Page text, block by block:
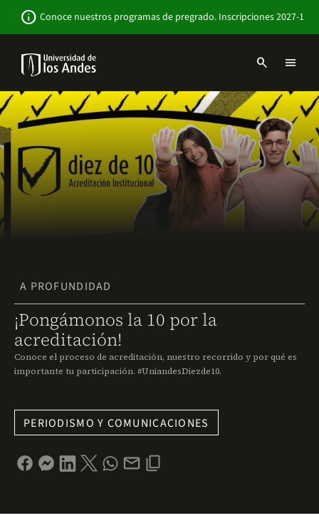
contenido
info Conoce nuestros programas de pregrado. Inscripciones 2027-1
Navbar
-
Sitio
Institucional
search menu
A PROFUNDIDAD
¡Pongámonos la 10 por la
acreditación!
Conoce el proceso de acreditación, nuestro recorrido y por qué es
importante tu participación. #UniandesDiezde10.
PERIODISMO Y COMUNICACIONES